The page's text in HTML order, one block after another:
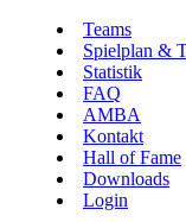
Teams
Spielplan &
Statistik
FAQ
AMBA
Kontakt
Hall of Fame
Downloads
Login